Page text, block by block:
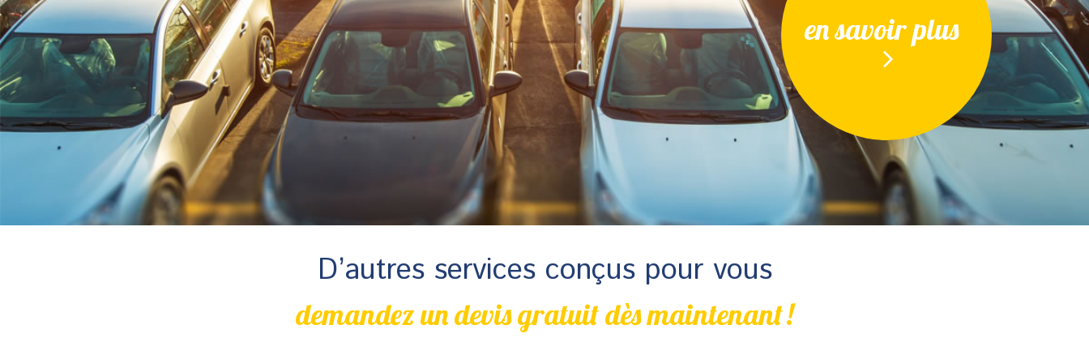
en savoir plus
D’autres services conçus pour vous
demandez un devis gratuit dès maintenant !